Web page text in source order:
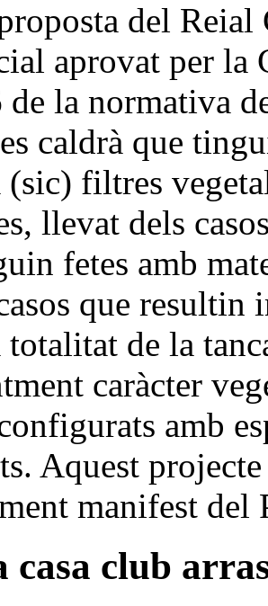
del
aprovat per la
la normativa
caldrà que
(sic) filtres
llevat dels
fetes amb
que resultin
totalitat de la
caràcter
amb
Aquest
manifest del
casa club